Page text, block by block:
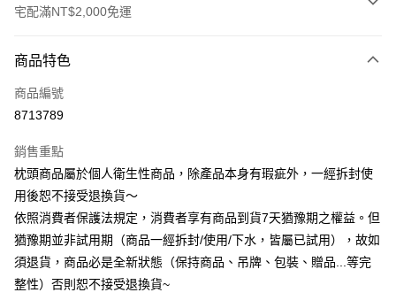
宅配滿NT$2,000免運
信用卡一次付款
信用卡分期付款
合作金庫商業銀行
華南商業銀行
彰化商業銀行
上海商業儲蓄銀行
國泰世華商業銀行
兆豐國際商業銀行
臺灣中小企業銀行
台中商業銀行
匯豐（台灣）商業銀行
華泰商業銀行
聯邦商業銀行
遠東國際商業銀行
元大商業銀行
6 期 0 利率 每期
華南商業銀行
上海商業儲蓄銀行
台北富邦商業銀行
國泰世華商業銀行
兆豐國際商業銀行
臺灣中小企業銀行
台中商業銀行
匯豐（台灣）商業銀行
LINE Pay
Apple Pay
悠遊付
Google Pay
商品特色
商品編號
8713789
銷售重點
枕頭商品屬於個人衛生性商品，除產品本身有瑕疵外，一經拆封使
用後恕不接受退換貨～
依照消費者保護法規定，消費者享有商品到貨7天猶豫期之權益。但
猶豫期並非試用期（商品一經拆封/使用/下水，皆屬已試用），故如
須退貨，商品必是全新狀態（保持商品、吊牌、包裝、贈品...等完
整性）否則恕不接受退換貨~